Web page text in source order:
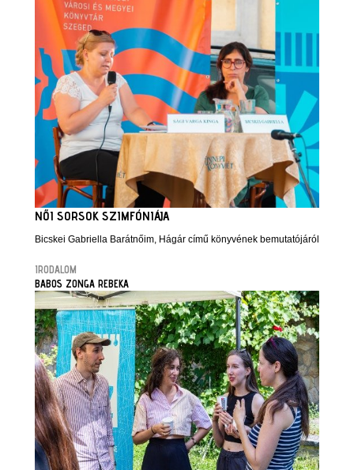
NŐI SORSOK SZIMFÓNIÁJA
Bicskei Gabriella Barátnőim, Hágár című könyvének bemutatójáról
IRODALOM
BABOS ZONGA REBEKA